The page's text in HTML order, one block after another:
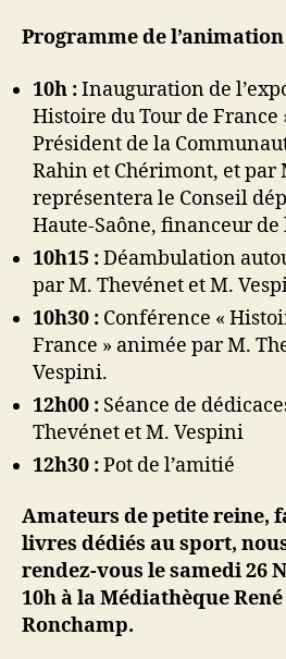
Programme de l’animation
10h :Inauguration de
Histoire du Tour de France
Président de la
Rahin et Chérimont, et par
représentera le Conseil
Haute-Saône, financeur de
10h15 :Déambulation
par M. Thevénet et M.
10h30 : Conférence «
France » animée par M.
Vespini.
12h00 : Séance de
Thevénet et M. Vespini
12h30 :Pot de l’amitié
Amateurs de petite reine,
livres dédiés au sport,
rendez-vous le samedi 26
10h à la Médiathèque René
Ronchamp.